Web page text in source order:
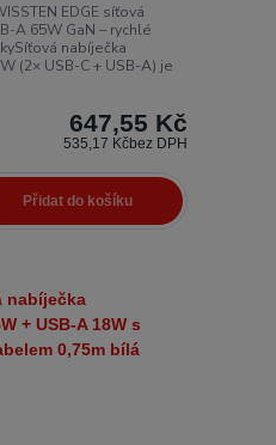
EDGE síťová
A 65W GaN – rychlé
nabíječka
(2× USB-C + USB-A) je
647,55 Kč
535,17 Kčbez DPH
Přidat do košíku